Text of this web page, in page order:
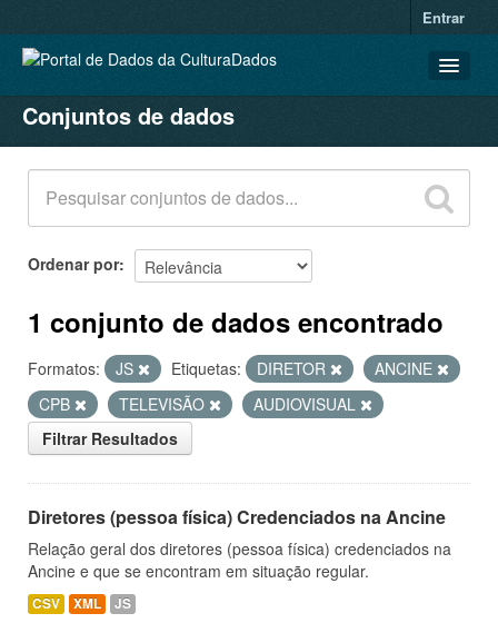
Entrar
CONJUNTOS DE DADOS
ORGANIZAÇÕES
GRUPOS
SOBRE
Conjuntos de dados
Ordenar por
1 conjunto de dados encontrado
Formatos: JS Etiquetas: DIRETOR
ANCINE
CPB
TELEVISÃO
AUDIOVISUAL
Filtrar Resultados
Diretores (pessoa física) Credenciados na Ancine
Relação geral dos diretores (pessoa física) credenciados na
Ancine e que se encontram em situação regular.
CSV XML JS